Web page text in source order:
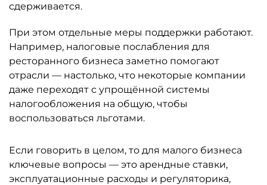
сдерживается.
При этом отдельные меры поддержки работают.
Например, налоговые послабления для
ресторанного бизнеса заметно помогают
отрасли — настолько, что некоторые компании
даже переходят с упрощённой системы
налогообложения на общую, чтобы
воспользоваться льготами.
Если говорить в целом, то для малого бизнеса
ключевые вопросы — это арендные ставки,
эксплуатационные расходы и регуляторика,